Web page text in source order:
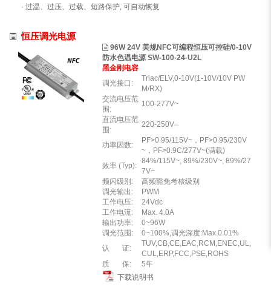
· 过温、过压、过载、短路保护, 可自动恢复
恒压调光电源
96W 24V 美规NFC可编程恒压可控硅/0-10V
防水色温电源 SW-100-24-U2L
黑金刚电容
调光接口:
Triac/ELV,0-10V(1-10V/10V PW
M/RX)
交流电压范
围:
100-277V~
直流电压范
围:
220-250V⎓
功率因数:
PF>0.95/115V~，PF>0.95/230V
~，PF>0.9C/277V~(满载)
效率 (Typ):
84%/115V~, 89%/230V~, 89%/27
7V~
频闪级别:
高频豁免考核级别
调光输出:
PWM
工作电压:
24Vdc
工作电流:
Max. 4.0A
输出功率:
0~96W
调光范围:
0~100%,调光深度:Max.0.01%
认 证:
TUV,CB,CE,EAC,RCM,ENEC,UL,
CUL,ERP,FCC,PSE,ROHS
质 保:
5年
下载说明书